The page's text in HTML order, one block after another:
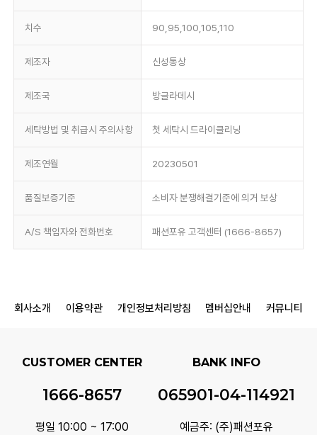
치수 90,95,100,105,110
제조자 신성통상
제조국 방글라데시
세탁방법 및 취급시 주의사항 첫 세탁시 드라이클리닝
제조연월 20230501
품질보증기준 소비자 분쟁해결기준에 의거 보상
A/S 책임자와 전화번호 패션포유 고객센터 (1666-8657)
회사소개 이용약관 개인정보처리방침 멤버십안내 커뮤니티
CUSTOMER CENTER
1666-8657
평일 10:00 ~ 17:00
BANK INFO
065901-04-114921
예금주: (주)패션포유